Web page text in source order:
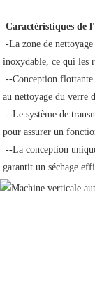
Caractéristiques de
-La zone de
inoxydable, ce qui les
au nettoyage du verre
pour assurer un
garantit un séchage